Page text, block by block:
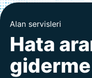
Şirketler
İrtibat kurulacak
Alan servisleri
Hata
giderme